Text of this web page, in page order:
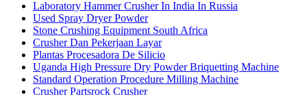
Laboratory Hammer Crusher In India In Russia
Used Spray Dryer Powder
Stone Crushing Equipment South Africa
Crusher Dan Pekerjaan Layar
Plantas Procesadora De Silicio
Uganda High Pressure Dry Powder Briquetting Machine
Standard Operation Procedure Milling Machine
Crusher Partsrock Crusher